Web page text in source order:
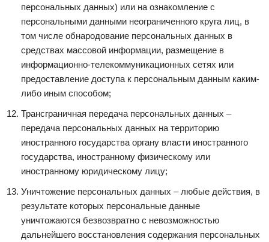
персональных данных) или на ознакомление с
персональными данными неограниченного круга лиц, в
том числе обнародование персональных данных в
средствах массовой информации, размещение в
информационно-телекоммуникационных сетях или
предоставление доступа к персональным данным каким-
либо иным способом;
Трансграничная передача персональных данных –
передача персональных данных на территорию
иностранного государства органу власти иностранного
государства, иностранному физическому или
иностранному юридическому лицу;
Уничтожение персональных данных – любые действия, в
результате которых персональные данные
уничтожаются безвозвратно с невозможностью
дальнейшего восстановления содержания персональных